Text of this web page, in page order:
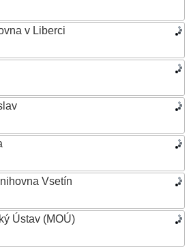
v Liberci
Vsetín
Ústav (MOÚ)